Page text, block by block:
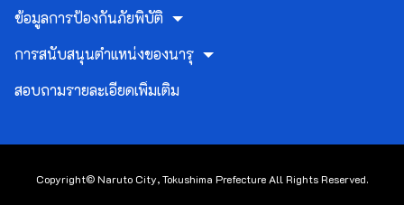
ข้อมูลการป้องกันภัยพิบัติ
การสนับสนุนตำแหน่งของนารุ
สอบถามรายละเอียดเพิ่มเติม
Copyright© Naruto City, Tokushima Prefecture All Rights Reserved.